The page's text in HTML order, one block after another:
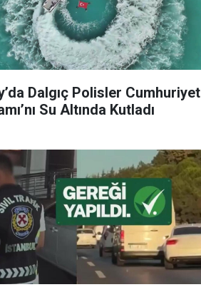
Dalgıç Polisler Cumhuriyet
Su Altında Kutladı